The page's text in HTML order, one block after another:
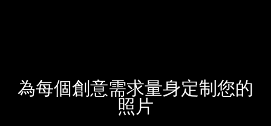
為每個創意需求量身定制您的
照片